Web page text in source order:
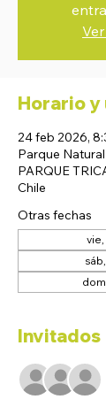
Horario
24 feb 2026,
Parque
PARQUE
Chile
Otras fechas
vie,
Invitados